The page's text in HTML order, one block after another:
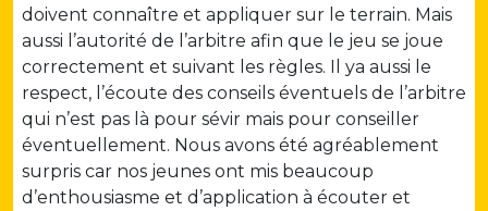
doivent connaître et appliquer sur le terrain. Mais
aussi l’autorité de l’arbitre afin que le jeu se joue
correctement et suivant les règles. Il ya aussi le
respect, l’écoute des conseils éventuels de l’arbitre
qui n’est pas là pour sévir mais pour conseiller
éventuellement. Nous avons été agréablement
surpris car nos jeunes ont mis beaucoup
d’enthousiasme et d’application à écouter et